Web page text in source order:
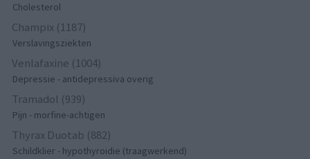
Cholesterol
Champix (1187)
Verslavingsziekten
Venlafaxine (1004)
Depressie - antidepressiva overig
Tramadol (939)
Pijn - morfine-achtigen
Thyrax Duotab (882)
Schildklier - hypothyroidie (traagwerkend)